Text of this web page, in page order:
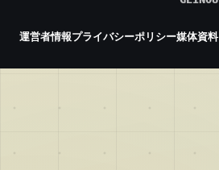
運営者情報プライバシーポリシー媒体資料